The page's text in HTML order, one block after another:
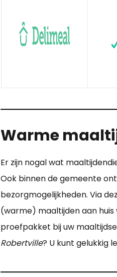
Warme
Er zijn nogal wat
Ook binnen de gemeente
bezorgmogelijkheden. Via
(warme) maaltijden aan
proefpakket bij uw
Robertville? U kunt gelukkig